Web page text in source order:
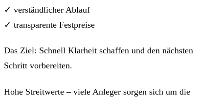
✓ verständlicher Ablauf
✓ transparente Festpreise
Das Ziel: Schnell Klarheit schaffen und den nächsten
Schritt vorbereiten.
Hohe Streitwerte – viele Anleger sorgen sich um die